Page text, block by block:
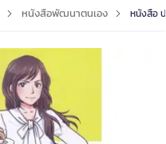
หนังสือพัฒนาตนเอง หนังสือ